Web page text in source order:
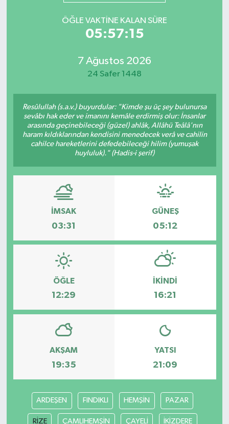
ÖĞLE VAKTINE KALAN SÜRE
05:57:15
7 Ağustos 2026
24 Safer 1448
Resûlullah (s.a.v.) buyurdular: "Kimde şu üç şey bulunursa
sevâbı hak eder ve imanını kemâle erdirmiş olur: İnsanlar
arasında geçinebileceği (güzel) ahlâk, Allâhü Teâlâ'nın
haram kıldıklarından kendisini menedecek verâ ve cahilin
cahilce hareketlerini defedebileceği hilim (yumuşak
huyluluk)." (Hadis-i şerif)
İMSAK
03:31
GÜNEŞ
05:12
ÖĞLE
12:29
İKINDI
16:21
AKŞAM
19:35
YATSI
21:09
ARDEŞEN FINDIKLI HEMŞİN PAZAR
RİZE ÇAMLIHEMŞİN ÇAYELİ İKİZDERE